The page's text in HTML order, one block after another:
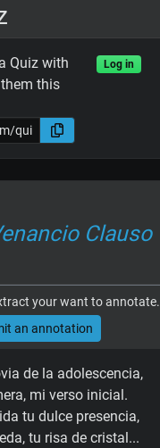
Quiz with
this
Log in
Clauso
your want to annotate.
an annotation
de la adolescencia,
mi verso inicial.
tu dulce presencia,
tu risa de cristal...